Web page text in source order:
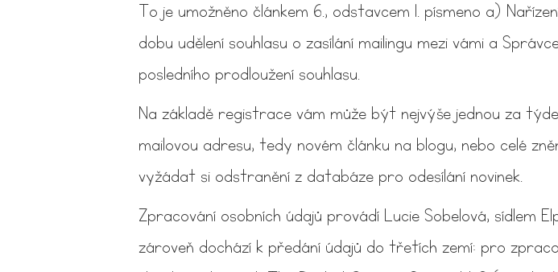
To je umožněno článkem 6., odstavcem 1. písmeno a)
dobu udělení souhlasu o zasílání mailingu mezi vámi a
posledního prodloužení souhlasu.
Na základě registrace vám může být nejvýše jednou za
mailovou adresu, tedy novém článku na blogu, nebo celé
vyžádat si odstranění z databáze pro odesílání novinek.
Zpracování osobních údajů provádí Lucie Sobelová, sídlem
zároveň dochází k předání údajů do třetích zemí: pro